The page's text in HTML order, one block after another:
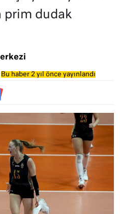
prim dudak
Bu haber 2 yıl önce yayınlandı